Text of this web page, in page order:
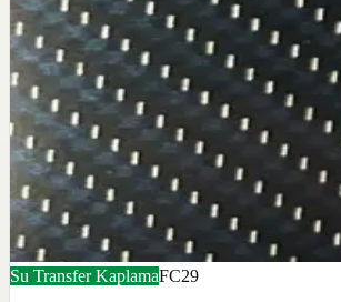
Su Transfer KaplamaFC29